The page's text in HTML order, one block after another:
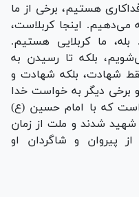
هستیم، برخی از ما
اینجا کربلاست،
ما کربلایی هستیم.
بلکه تا رسیدن به
شهادت، بلکه شهادت و
برخی دیگر به خواست خدا
که با امام حسین (ع)
شهید شدند و ملت از زمان
پیروان و شاگردان او